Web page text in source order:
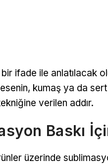
ifade ile anlatılacak
kumaş ya da
verilen addır.
Baskı
üzerinde